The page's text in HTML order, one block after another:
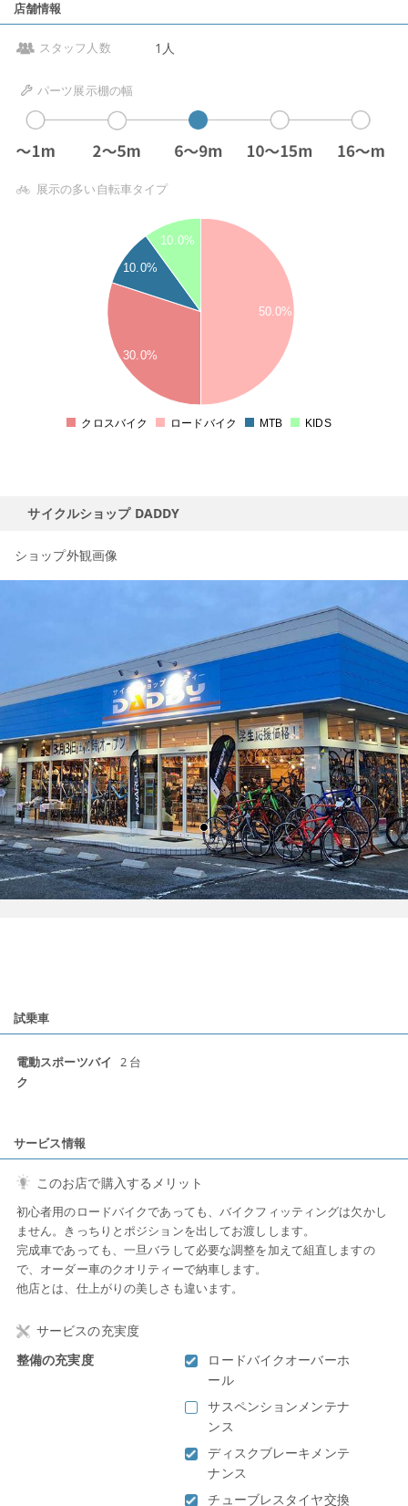
店舗情報
スタッフ人数 1人
パーツ展示棚の幅
展示の多い自転車タイプ
30.0%
50.0%
10.0%
10.0%
クロスバイク ロードバイク MTB KIDS
サイクルショップ DADDY
ショップ外観画像
試乗車
電動スポーツバイ
ク
2 台
サービス情報
このお店で購入するメリット
初心者用のロードバイクであっても、バイクフィッティングは欠かし
ません。きっちりとポジションを出してお渡しします。
完成車であっても、一旦バラして必要な調整を加えて組直しますの
で、オーダー車のクオリティーで納車します。
他店とは、仕上がりの美しさも違います。
サービスの充実度
整備の充実度
ロードバイクオーバーホ
ール
サスペンションメンテナ
ンス
ディスクブレーキメンテ
ナンス
チューブレスタイヤ交換